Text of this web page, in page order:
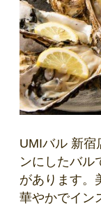
UMIバル 新宿
ンにしたバル
があります。
華やかでイン